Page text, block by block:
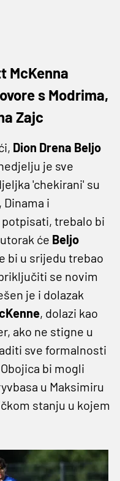
McKenna
s Modrima,
Zajc
Dion Drena Beljo
je sve
'chekirani' su
i
trebalo bi
će Beljo
bi u srijedu trebao
se novim
je i dolazak
, dolazi kao
ako ne stigne u
sve formalnosti
bi mogli
u Maksimiru
stanju u kojem